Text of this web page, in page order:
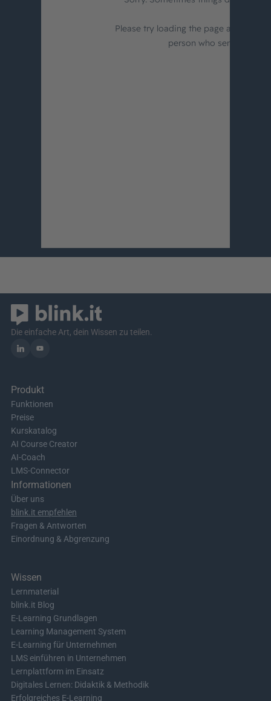
Die einfache Art, dein Wissen zu teilen.
Produkt
Funktionen
Preise
Kurskatalog
AI Course Creator
AI-Coach
LMS-Connector
Informationen
Über uns
blink.it empfehlen
Fragen & Antworten
Einordnung & Abgrenzung
Wissen
Lernmaterial
blink.it Blog
E-Learning Grundlagen
Learning Management System
E-Learning für Unternehmen
LMS einführen in Unternehmen
Lernplattform im Einsatz
Digitales Lernen: Didaktik & Methodik
Erfolgreiches E-Learning